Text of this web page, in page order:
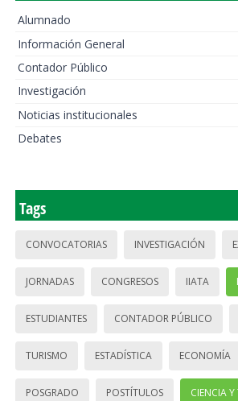
Alumnado
Información General
Contador Público
Investigación
Noticias institucionales
Debates
Tags
CONVOCATORIAS INVESTIGACIÓN
JORNADAS CONGRESOS IIATA
ESTUDIANTES CONTADOR PÚBLICO
TURISMO ESTADÍSTICA ECONOMÍA
POSGRADO POSTÍTULOS CIENCIA